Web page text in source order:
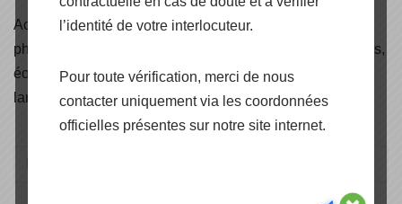
Accédez auxcertificatsde nos produits panneaux
photovoltaïques, onduleurs, structures de pose et fixations,
éoliennes, solaire thermique, câbles solaire, éclairage et
lampadaires solaire.
l’identité de votre interlocuteur.
Pour toute vérification, merci de nous
contacter uniquement via les coordonnées
officielles présentes sur notre site internet.